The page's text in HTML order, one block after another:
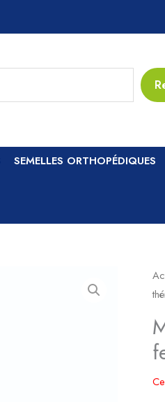
SEMELLES ORTHOPÉDIQUES